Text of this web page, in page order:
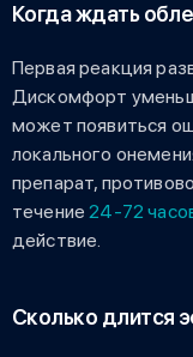
Когда ждать
Первая реакция
Дискомфорт
может появиться
локального
препарат,
течение24-72
действие.
Сколько длится